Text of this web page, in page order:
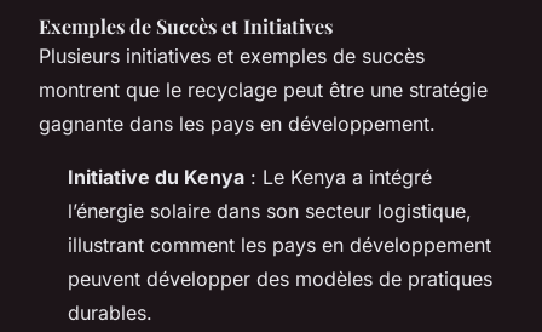
Exemples de Succès et Initiatives
Plusieurs initiatives et exemples de succès
montrent que le recyclage peut être une stratégie
gagnante dans les pays en développement.
Initiative du Kenya : Le Kenya a intégré
l’énergie solaire dans son secteur logistique,
illustrant comment les pays en développement
peuvent développer des modèles de pratiques
durables.